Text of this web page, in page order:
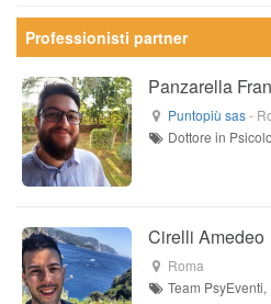
Professionisti partner
Panzarella
Puntopiù sas-
Dottore in
Cirelli Amedeo
Roma
Team